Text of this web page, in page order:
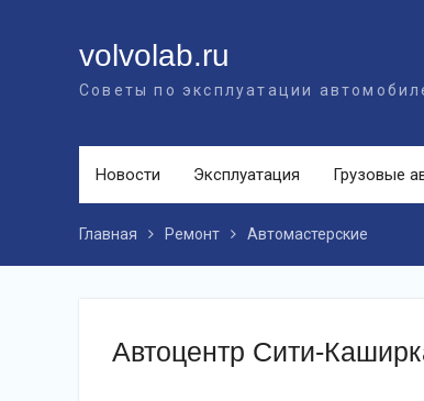
volvolab.ru
Советы по эксплуатации
Новости Эксплуатация Грузовые
Главная Ремонт Автомастерские
Автоцентр Сити-